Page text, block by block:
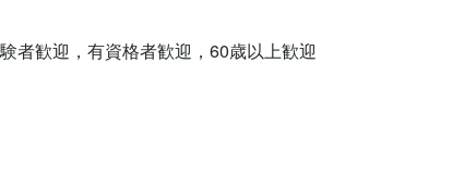
者歓迎，有資格者歓迎，60歳以上歓迎